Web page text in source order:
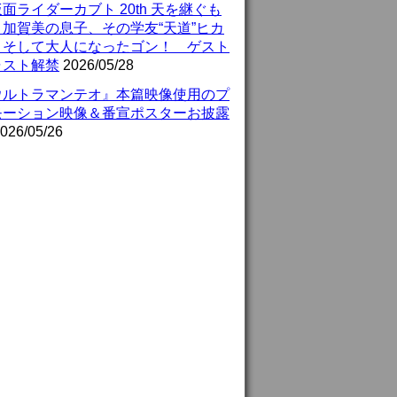
面ライダーカブト 20th 天を継ぐも
賀美の息子、その学友“天道”ヒカ
そして大人になったゴン！ ゲスト
スト解禁 2026/05/28
ルトラマンテオ』本篇映像使用のプ
ーション映像＆番宣ポスターお披露
05/26